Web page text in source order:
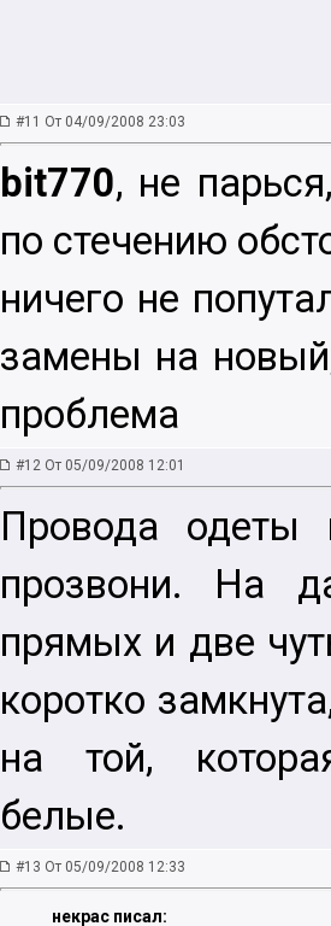
#11 От 04/09/2008 23:03
bit770, не
по стечению
ничего не
замены на
проблема
#12 От 05/09/2008 12:01
Провода одеты
прозвони. На
прямых и две
коротко
на той,
белые.
#13 От 05/09/2008 12:33
некрас писал: